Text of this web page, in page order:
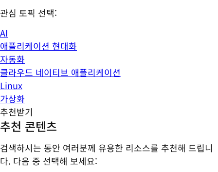
관심 토픽 선택:
AI
애플리케이션 현대화
자동화
클라우드 네이티브 애플리케이션
Linux
가상화
추천받기
추천 콘텐츠
검색하시는 동안 여러분께 유용한 리소스를 추천해 드립니
다. 다음 중 선택해 보세요: